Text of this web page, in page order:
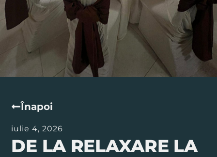
Înapoi
iulie 4, 2026
DE LA RELAXARE LA